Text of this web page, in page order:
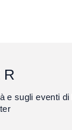
e sugli eventi di